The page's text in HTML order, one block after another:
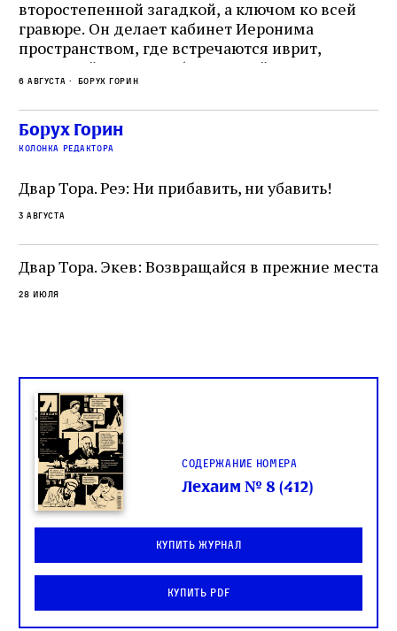
второстепенной загадкой, а ключом ко всей
гравюре. Он делает кабинет Иеронима
пространством, где встречаются иврит,
греческий и латынь; буквальный смысл и
церковная традиция; филологическая
точность и понятность; переводчик,
убеждённый в необходимости исправления, и
читатель, воспринимающий исправление как
не просто покровитель переводчиков,
окружённый книгами. Перед нами человек,
одно решение которого вызвало возмущение
целой общины и стало частью многовекового
спора о том, кому принадлежит последнее
слово в переводе Библии
6 августа Борух Горин
Борух Горин
колонка редактора
Двар Тора. Реэ: Ни прибавить, ни убавить!
3 августа
Двар Тора. Экев: Возвращайся в прежние места
28 июля
Содержание номера
Лехаим № 8 (412)
Купить журнал
Купить PDF